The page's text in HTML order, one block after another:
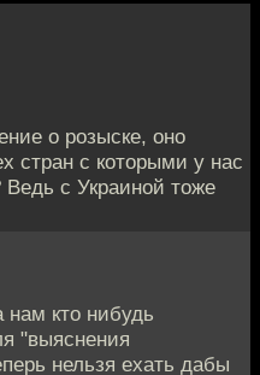
о розыске, оно
стран с которыми у нас
с Украиной тоже
кто нибудь
"выяснения
нельзя ехать дабы